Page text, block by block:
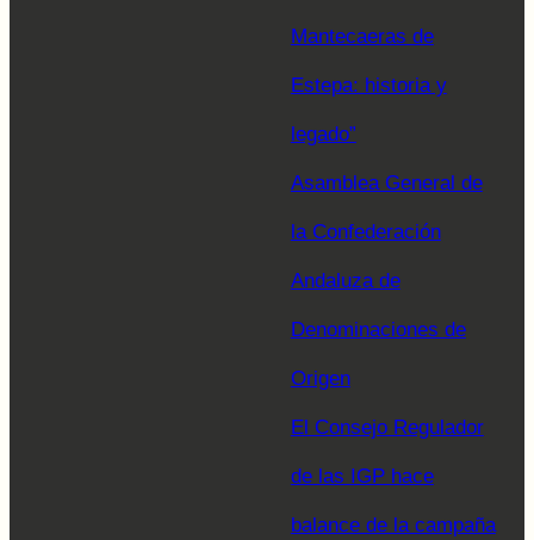
Mantecaeras de
Estepa: historia y
legado”
Asamblea General de
la Confederación
Andaluza de
Denominaciones de
Origen
El Consejo Regulador
de las IGP hace
balance de la campaña